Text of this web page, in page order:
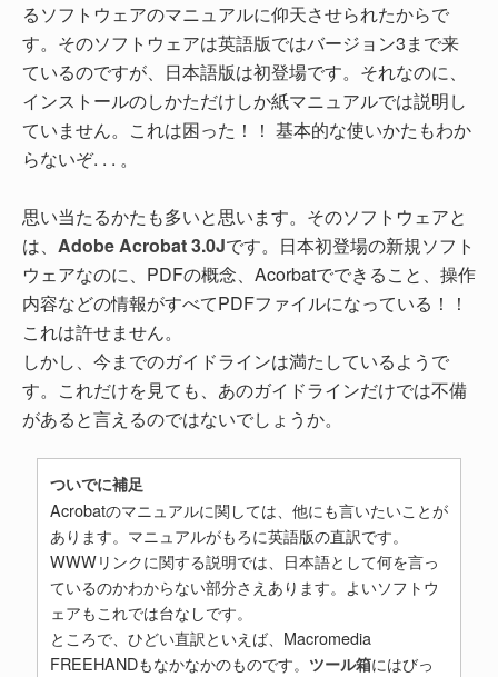
るソフトウェアのマニュアルに仰天させられたからで
す。そのソフトウェアは英語版ではバージョン3まで来
ているのですが、日本語版は初登場です。それなのに、
インストールのしかただけしか紙マニュアルでは説明し
ていません。これは困った！！ 基本的な使いかたもわか
らないぞ. . . 。
思い当たるかたも多いと思います。そのソフトウェアと
は、 Adobe Acrobat 3.0Jです。日本初登場の新規ソフト
ウェアなのに、PDFの概念、Acorbatでできること、操作
内容などの情報がすべてPDFファイルになっている！！
これは許せません。
しかし、今までのガイドラインは満たしているようで
す。これだけを見ても、あのガイドラインだけでは不備
があると言えるのではないでしょうか。
ついでに補足
Acrobatのマニュアルに関しては、他にも言いたいことが
あります。マニュアルがもろに英語版の直訳です。
WWWリンクに関する説明では、日本語として何を言っ
ているのかわからない部分さえあります。よいソフトウ
ェアもこれでは台なしです。
ところで、ひどい直訳といえば、Macromedia
FREEHANDもなかなかのものです。 ツール箱にはびっ